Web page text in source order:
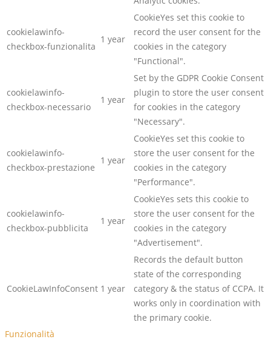
cookielawinfo-
checkbox-funzionalita
1 year
CookieYes set this cookie to
record the user consent for the
cookies in the category
"Functional".
cookielawinfo-
checkbox-necessario
1 year
Set by the GDPR Cookie Consent
plugin to store the user consent
for cookies in the category
"Necessary".
cookielawinfo-
checkbox-prestazione
1 year
CookieYes set this cookie to
store the user consent for the
cookies in the category
"Performance".
cookielawinfo-
checkbox-pubblicita
1 year
CookieYes sets this cookie to
store the user consent for the
cookies in the category
"Advertisement".
CookieLawInfoConsent 1 year
Records the default button
state of the corresponding
category & the status of CCPA. It
works only in coordination with
the primary cookie.
Funzionalità